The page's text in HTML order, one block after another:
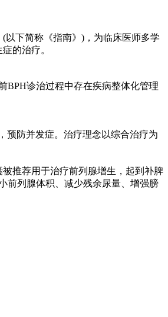
以下简称《指南》)，为临床医师多学
的治疗。
BPH诊治过程中存在疾病整体化管理
预防并发症。治疗理念以综合治疗为
推荐用于治疗前列腺增生，起到补脾
前列腺体积、减少残余尿量、增强膀